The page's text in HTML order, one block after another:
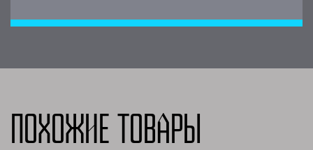
Похожие товары